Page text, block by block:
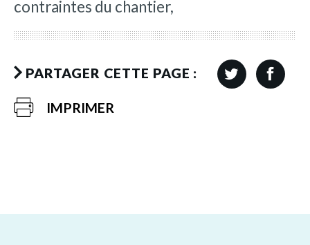
contraintes du chantier,
PARTAGER CETTE PAGE :
IMPRIMER